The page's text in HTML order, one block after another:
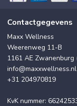
Contactgegevens
Maxx Wellness
Weerenweg 11-B
1161 AE Zwanenburg
info@maxxwellness.nl
+31 204970819
KvK nummer: